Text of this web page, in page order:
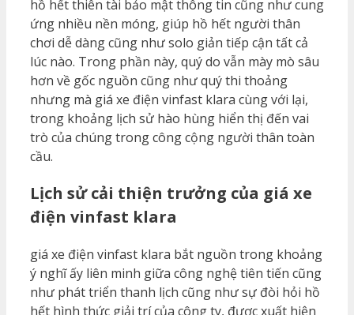
hồ hết thiên tài bảo mật thông tin cũng như cung
ứng nhiều nền móng, giúp hồ hết người thân
chơi dễ dàng cũng như solo giản tiếp cận tất cả
lúc nào. Trong phần này, quý do vẫn mày mò sâu
hơn về gốc nguồn cũng như quý thi thoảng
nhưng mà giá xe điện vinfast klara cùng với lại,
trong khoảng lịch sử hào hùng hiển thị đến vai
trò của chúng trong công cộng người thân toàn
cầu.
Lịch sử cải thiện trưởng của giá xe
điện vinfast klara
giá xe điện vinfast klara bắt nguồn trong khoảng
ý nghĩ ấy liên minh giữa công nghệ tiên tiến cũng
như phát triển thanh lịch cũng như sự đòi hỏi hồ
hết hình thức giải trí của công ty, được xuất hiện